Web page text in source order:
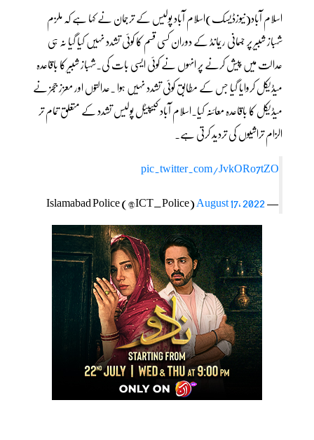
اسلام آباد(نیوزڈیسک)اسلام آباد پولیس کے ترجمان نے کہا ہے کہ ملزم
شہباز شبیر پر جسمانی ریمانڈ کے دوران کسی قسم کا کوئی تشدد نہیں کیا گیا نہ ہی
عدالت میں پیش کرنے پر انہوں نے کوئی ایسی بات کی۔شہباز شبیر کا باقاعدہ
میڈیکل کروایا گیا جس کے مطابق کوئی تشدد نہیں ہوا ۔عدالتوں اور معزز ججز نے
میڈیکل کا باقاعدہ معائنہ کیا۔اسلام آباد کیپیٹل پولیس تشدد کے متعلق تمام تر
الزام تراشیوں کی تردید کرتی ہے۔
pic.twitter.com/JvkORo7tZO
— Islamabad Police (@ICT_Police)
August 17, 2022